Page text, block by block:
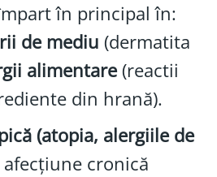
în principal în:
de mediu (dermatita
alimentare(reactii
din hrană).
(atopia, alergiile de
afecțiune cronică